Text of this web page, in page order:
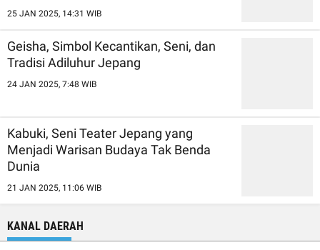
25 JAN 2025, 14:31 WIB
Geisha, Simbol Kecantikan, Seni, dan
Tradisi Adiluhur Jepang
24 JAN 2025, 7:48 WIB
Kabuki, Seni Teater Jepang yang
Menjadi Warisan Budaya Tak Benda
Dunia
21 JAN 2025, 11:06 WIB
KANAL DAERAH